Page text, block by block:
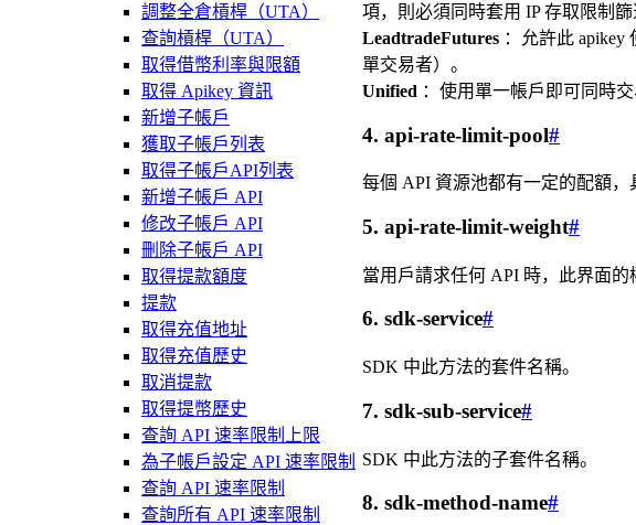
調整全倉槓桿（UTA）
查詢槓桿（UTA）
取得借幣利率與限額
取得 Apikey 資訊
新增子帳戶
獲取子帳戶列表
取得子帳戶API列表
新增子帳戶 API
修改子帳戶 API
刪除子帳戶 API
取得提款額度
提款
取得充值地址
取得充值歷史
取消提款
取得提幣歷史
查詢 API 速率限制上限
為子帳戶設定 API 速率限制
查詢 API 速率限制
查詢所有 API 速率限制
項，則必須同時套用 IP 存取限制篩
LeadtradeFutures ：允許此
單交易者）。
Unified ：使用單一帳戶即可同時
4. api-rate-limit-pool#
每個 API 資源池都有一定的配額
5. api-rate-limit-weight#
當用戶請求任何 API 時，此界面
6. sdk-service#
SDK 中此方法的套件名稱。
7. sdk-sub-service#
SDK 中此方法的子套件名稱。
8. sdk-method-name#